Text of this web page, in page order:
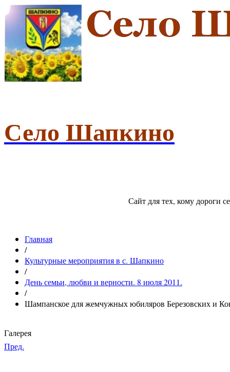
Село Шапкино
Сайт для тех, кому дороги
Главная
/
Культурные мероприятия в с. Шапкино
/
День семьи, любви и верности. 8 июля 2011.
/
Шампанское для жемчужных юбиляров Березовских и
Галерея
Пред.